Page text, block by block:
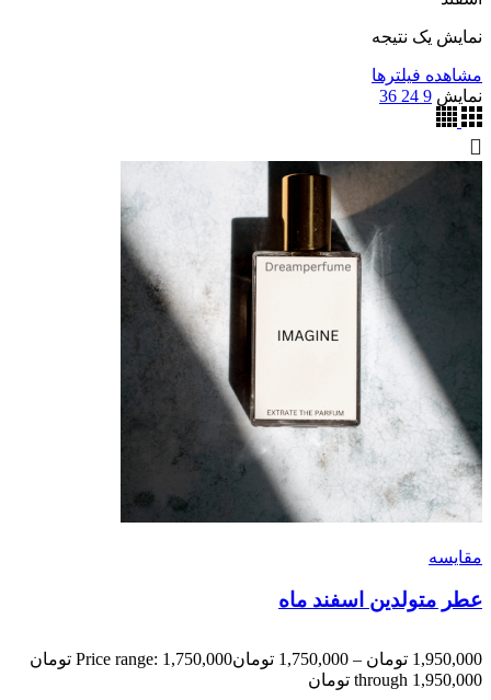
نمایش یک نتیجه
مشاهده فیلترها
نمایش 9
24
36
مقایسه
عطر متولدین اسفند ماه
1,950,000 تومان –
1,750,000 تومان
Price range: 1,750,000 تومان
through 1,950,000 تومان